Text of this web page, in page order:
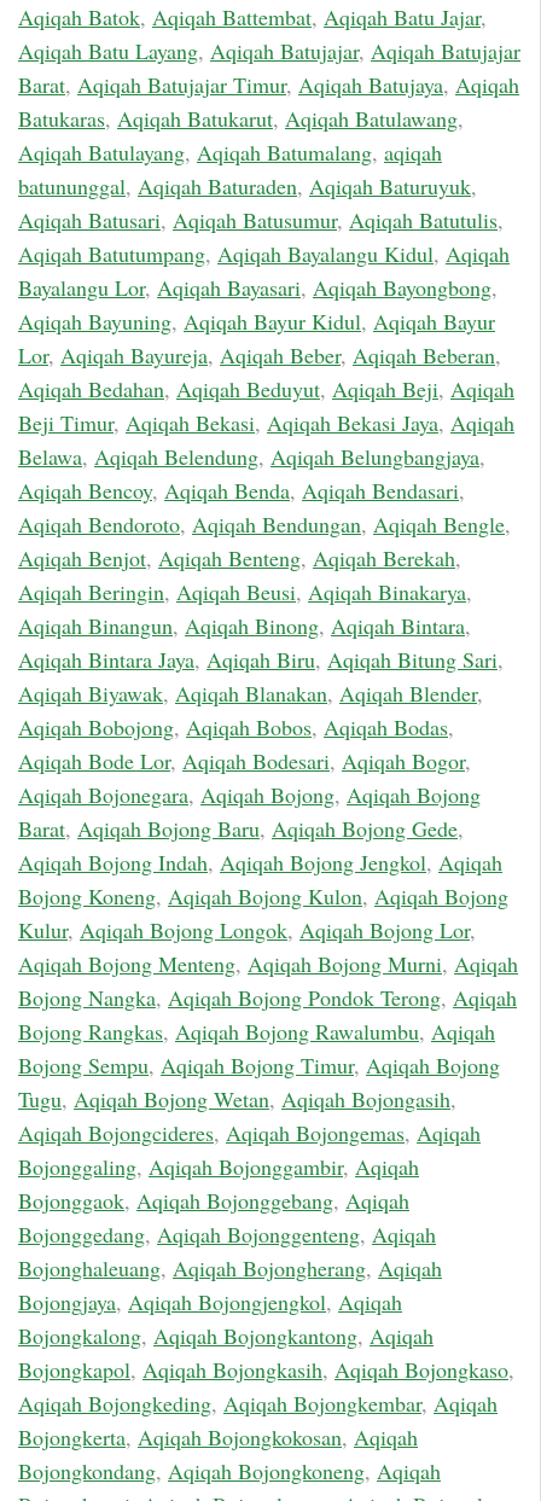
Aqiqah Batok, Aqiqah Battembat, Aqiqah Batu Jajar,
Aqiqah Batu Layang, Aqiqah Batujajar, Aqiqah Batujajar
Barat, Aqiqah Batujajar Timur, Aqiqah Batujaya, Aqiqah
Batukaras, Aqiqah Batukarut, Aqiqah Batulawang,
Aqiqah Batulayang, Aqiqah Batumalang, aqiqah
batununggal, Aqiqah Baturaden, Aqiqah Baturuyuk,
Aqiqah Batusari, Aqiqah Batusumur, Aqiqah Batutulis,
Aqiqah Batutumpang, Aqiqah Bayalangu Kidul, Aqiqah
Bayalangu Lor, Aqiqah Bayasari, Aqiqah Bayongbong,
Aqiqah Bayuning, Aqiqah Bayur Kidul, Aqiqah Bayur
Lor, Aqiqah Bayureja, Aqiqah Beber, Aqiqah Beberan,
Aqiqah Bedahan, Aqiqah Beduyut, Aqiqah Beji, Aqiqah
Beji Timur, Aqiqah Bekasi, Aqiqah Bekasi Jaya, Aqiqah
Belawa, Aqiqah Belendung, Aqiqah Belungbangjaya,
Aqiqah Bencoy, Aqiqah Benda, Aqiqah Bendasari,
Aqiqah Bendoroto, Aqiqah Bendungan, Aqiqah Bengle,
Aqiqah Benjot, Aqiqah Benteng, Aqiqah Berekah,
Aqiqah Beringin, Aqiqah Beusi, Aqiqah Binakarya,
Aqiqah Binangun, Aqiqah Binong, Aqiqah Bintara,
Aqiqah Bintara Jaya, Aqiqah Biru, Aqiqah Bitung Sari,
Aqiqah Biyawak, Aqiqah Blanakan, Aqiqah Blender,
Aqiqah Bobojong, Aqiqah Bobos, Aqiqah Bodas,
Aqiqah Bode Lor, Aqiqah Bodesari, Aqiqah Bogor,
Aqiqah Bojonegara, Aqiqah Bojong, Aqiqah Bojong
Barat, Aqiqah Bojong Baru, Aqiqah Bojong Gede,
Aqiqah Bojong Indah, Aqiqah Bojong Jengkol, Aqiqah
Bojong Koneng, Aqiqah Bojong Kulon, Aqiqah Bojong
Kulur, Aqiqah Bojong Longok, Aqiqah Bojong Lor,
Aqiqah Bojong Menteng, Aqiqah Bojong Murni, Aqiqah
Bojong Nangka, Aqiqah Bojong Pondok Terong, Aqiqah
Bojong Rangkas, Aqiqah Bojong Rawalumbu, Aqiqah
Bojong Sempu, Aqiqah Bojong Timur, Aqiqah Bojong
Tugu, Aqiqah Bojong Wetan, Aqiqah Bojongasih,
Aqiqah Bojongcideres, Aqiqah Bojongemas, Aqiqah
Bojonggaling, Aqiqah Bojonggambir, Aqiqah
Bojonggaok, Aqiqah Bojonggebang, Aqiqah
Bojonggedang, Aqiqah Bojonggenteng, Aqiqah
Bojonghaleuang, Aqiqah Bojongherang, Aqiqah
Bojongjaya, Aqiqah Bojongjengkol, Aqiqah
Bojongkalong, Aqiqah Bojongkantong, Aqiqah
Bojongkapol, Aqiqah Bojongkasih, Aqiqah Bojongkaso,
Aqiqah Bojongkeding, Aqiqah Bojongkembar, Aqiqah
Bojongkerta, Aqiqah Bojongkokosan, Aqiqah
Bojongkondang, Aqiqah Bojongkoneng, Aqiqah